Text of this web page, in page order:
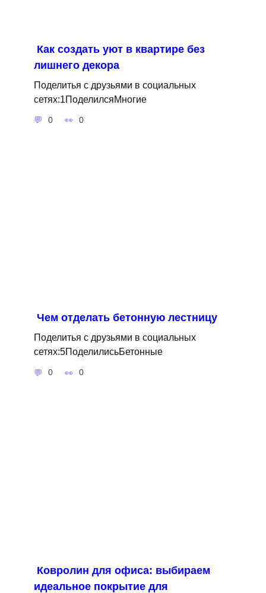
Как создать уют в квартире без
лишнего декора
Поделитья с друзьями в социальных
сетях:1ПоделилсяМногие
0 0
Чем отделать бетонную лестницу
Поделитья с друзьями в социальных
сетях:5ПоделилисьБетонные
0 0
Ковролин для офиса: выбираем
идеальное покрытие для